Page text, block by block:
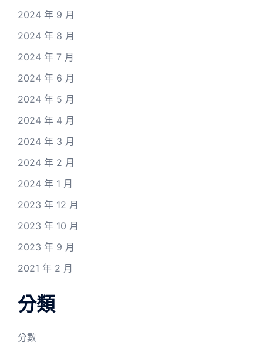
2024 年 9 月
2024 年 8 月
2024 年 7 月
2024 年 6 月
2024 年 5 月
2024 年 4 月
2024 年 3 月
2024 年 2 月
2024 年 1 月
2023 年 12 月
2023 年 10 月
2023 年 9 月
2021 年 2 月
分類
分數